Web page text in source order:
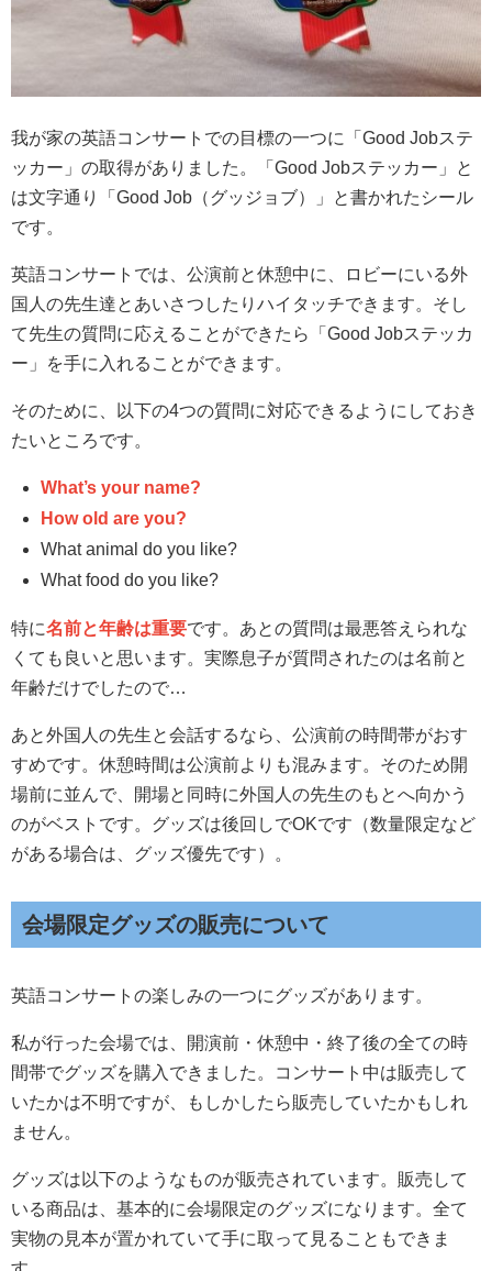
我が家の英語コンサートでの目標の一つに「Good Jobステ
ッカー」の取得がありました。「Good Jobステッカー」と
は文字通り「Good Job（グッジョブ）」と書かれたシール
です。
英語コンサートでは、公演前と休憩中に、ロビーにいる外
国人の先生達とあいさつしたりハイタッチできます。そし
て先生の質問に応えることができたら「Good Jobステッカ
ー」を手に入れることができます。
そのために、以下の4つの質問に対応できるようにしておき
たいところです。
What’s your name?
How old are you?
What animal do you like?
What food do you like?
特に名前と年齢は重要です。あとの質問は最悪答えられな
くても良いと思います。実際息子が質問されたのは名前と
年齢だけでしたので…
あと外国人の先生と会話するなら、公演前の時間帯がおす
すめです。休憩時間は公演前よりも混みます。そのため開
場前に並んで、開場と同時に外国人の先生のもとへ向かう
のがベストです。グッズは後回しでOKです（数量限定など
がある場合は、グッズ優先です）。
会場限定グッズの販売について
英語コンサートの楽しみの一つにグッズがあります。
私が行った会場では、開演前・休憩中・終了後の全ての時
間帯でグッズを購入できました。コンサート中は販売して
いたかは不明ですが、もしかしたら販売していたかもしれ
ません。
グッズは以下のようなものが販売されています。販売して
いる商品は、基本的に会場限定のグッズになります。全て
実物の見本が置かれていて手に取って見ることもできま